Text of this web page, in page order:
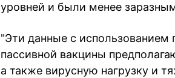
уровней и были менее
"Эти данные с использованием
пассивной вакцины
а также вирусную нагрузку и